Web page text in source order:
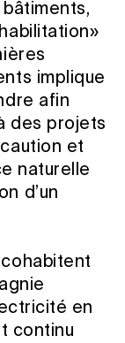
implique
afin
des projets
et
naturelle
d’un
en
continu